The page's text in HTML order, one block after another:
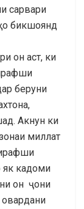
сарвари
бикшоянд
он аст, ки
беруни
Акнун ки
миллат
як кадоми
он ҷони